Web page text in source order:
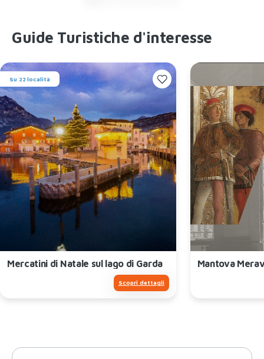
Guide Turistiche d'interesse
Su 22 località
Mercatini di Natale sul lago di Garda
Scopri dettagli
Mantova